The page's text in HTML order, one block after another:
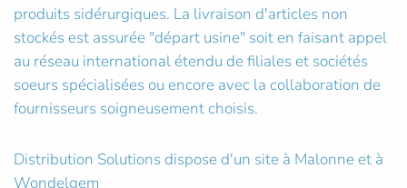
produits sidérurgiques. La livraison d'articles non
stockés est assurée "départ usine" soit en faisant appel
au réseau international étendu de filiales et sociétés
soeurs spécialisées ou encore avec la collaboration de
fournisseurs soigneusement choisis.
Distribution Solutions dispose d'un site à Malonne et à
Wondelgem